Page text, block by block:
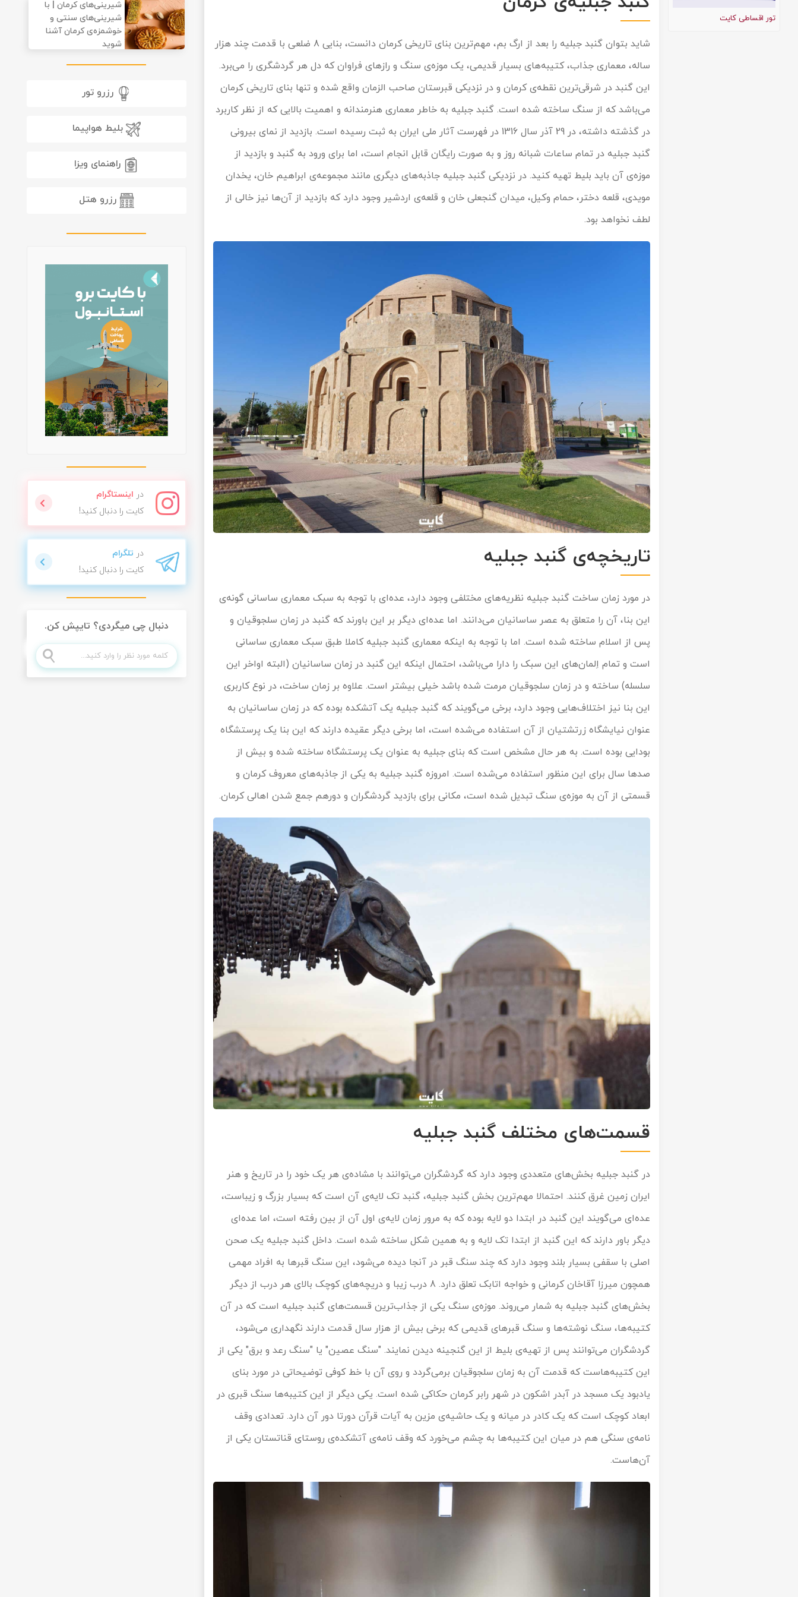
تور اقساطی کایت
شاید بتوان گنبد جبلیه را بعد از ارگ بم، مهم‌ترین بنای تاریخی کرمان دانست، بنایی 8 ضلعی با قدمت چند هزار
ساله، معماری جذاب، کتیبه‌های بسیار قدیمی، یک موزه‌ی سنگ و رازهای فراوان که دل هر گردشگری را می‌برد.
این گنبد در شرقی‌ترین نقطه‌ی کرمان و در نزدیکی قبرستان صاحب الزمان واقع شده و تنها بنای تاریخی کرمان
می‌باشد که از سنگ ساخته شده است. گنبد جبلیه به خاطر معماری هنرمندانه و اهمیت بالایی که از نظر کاربرد
در گذشته داشته، در 29 آذر سال 1316 در فهرست آثار ملی ایران به ثبت رسیده است. بازدید از نمای بیرونی
گنبد جبلیه در تمام ساعات شبانه روز و به صورت رایگان قابل انجام است، اما برای ورود به گنبد و بازدید از
موزه‌ی آن باید بلیط تهیه کنید. در نزدیکی گنبد جبلیه جاذبه‌های دیگری مانند مجموعه‌ی ابراهیم خان، یخدان
مویدی، قلعه دختر، حمام وکیل، میدان گنجعلی خان و قلعه‌ی اردشیر وجود دارد که بازدید از آن‌ها نیز خالی از
لطف نخواهد بود.
تاریخچه‌ی گنبد جبلیه
در مورد زمان ساخت گنبد جبلیه نظریه‌های مختلفی وجود دارد، عده‌ای با توجه به سبک معماری ساسانی گونه‌ی
این بنا، آن را متعلق به عصر ساسانیان می‌دانند. اما عده‌ای دیگر بر این باورند که گنبد در زمان سلجوقیان و
پس از اسلام ساخته شده است. اما با توجه به اینکه معماری گنبد جبلیه کاملا طبق سبک معماری ساسانی
است و تمام اِلمان‌های این سبک را دارا می‌باشد، احتمال اینکه این گنبد در زمان ساسانیان (البته اواخر این
سلسله) ساخته و در زمان سلجوقیان مرمت شده باشد خیلی بیشتر است. علاوه بر زمان ساخت، در نوع کاربری
این بنا نیز اختلاف‌هایی وجود دارد، برخی می‌گویند که گنبد جبلیه یک آتشکده بوده که در زمان ساسانیان به
عنوان نیایشگاه زرتشتیان از آن استفاده می‌شده است، اما برخی دیگر عقیده دارند که این بنا یک پرستشگاه
بودایی بوده است. به هر حال مشخص است که بنای جبلیه به عنوان یک پرستشگاه ساخته شده و بیش از
صدها سال برای این منظور استفاده می‌شده است. امروزه گنبد جبلیه به یکی از جاذبه‌های معروف کرمان و
قسمتی از آن به موزه‌ی سنگ تبدیل شده است، مکانی برای بازدید گردشگران و دورهم جمع شدن اهالی کرمان.
قسمت‌های مختلف گنبد جبلیه
در گنبد جبلیه بخش‌های متعددی وجود دارد که گردشگران می‌توانند با مشاده‌ی هر یک خود را در تاریخ و هنر
ایران زمین غرق کنند. احتمالا مهم‌ترین بخش گنبد جبلیه، گنبد تک لایه‌ی آن است که بسیار بزرگ و زیباست،
عده‌ای می‌گویند این گنبد در ابتدا دو لایه بوده که به مرور زمان لایه‌ی اول آن از بین رفته است، اما عده‌ای
دیگر باور دارند که این گنبد از ابتدا تک لایه و به همین شکل ساخته شده است. داخل گنبد جبلیه یک صحن
اصلی با سقفی بسیار بلند وجود دارد که چند سنگ قبر در آنجا دیده می‌شود، این سنگ قبرها به افراد مهمی
همچون میرزا آقاخان کرمانی و خواجه اتابک تعلق دارد. 8 درب زیبا و دریچه‌های کوچک بالای هر درب از دیگر
بخش‌های گنبد جبلیه به شمار می‌روند. موزه‌ی سنگ یکی از جذاب‌ترین قسمت‌های گنبد جبلیه است که در آن
کتیبه‌ها، سنگ نوشته‌ها و سنگ قبرهای قدیمی که برخی بیش از هزار سال قدمت دارند نگهداری می‌شود،
گردشگران می‌توانند پس از تهیه‌ی بلیط از این گنجینه دیدن نمایند. "سنگ عصین" یا "سنگ رعد و برق" یکی از
این کتیبه‌هاست که قدمت آن به زمان سلجوقیان برمی‌گردد و روی آن با خط کوفی توضیحاتی در مورد بنای
یادبود یک مسجد در آبدر اشکون در شهر رابر کرمان حکاکی شده است. یکی دیگر از این کتیبه‌ها سنگ قبری در
ابعاد کوچک است که یک کادر در میانه و یک حاشیه‌ی مزین به آیات قرآن دورتا دور آن دارد. تعدادی وقف
نامه‌ی سنگی هم در میان این کتیبه‌ها به چشم می‌خورد که وقف نامه‌ی آتشکده‌ی روستای قناتستان یکی از
آن‌هاست.
شیرینی‌های کرمان | با
شیرینی‌های سنتی و
خوشمزه‌ی کرمان آشنا
شوید
رزرو تور
بلیط هواپیما
راهنمای ویزا
رزرو هتل
در اینستاگرام
کایت را دنبال کنید!
در تلگرام
کایت را دنبال کنید!
دنبال چی میگردی؟ تایپش کن.
تور کویر مرنجاب
تور کیش از ساری
تور سنگاپور اقساطی